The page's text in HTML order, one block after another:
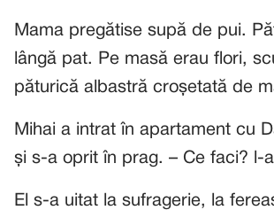
Mama pregătise supă de pui.
lângă pat. Pe masă erau flori,
păturică albastră croșetată de
Mihai a intrat în apartament cu
și s-a oprit în prag. – Ce faci? l-
El s-a uitat la sufragerie, la